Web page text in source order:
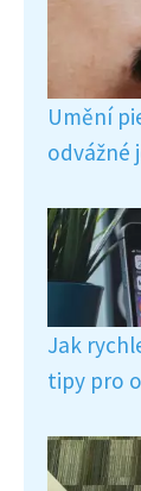
Umění
odvážné
Jak
tipy pro